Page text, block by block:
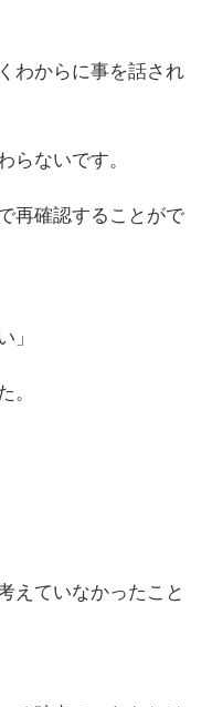
わからに事を話され
らないです。
再確認することがで
」
。
えていなかったこと